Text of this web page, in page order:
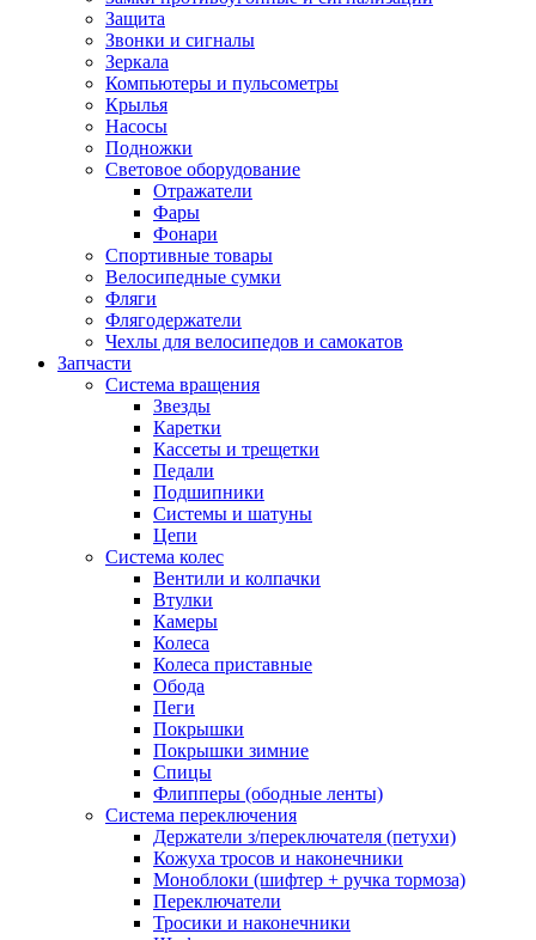
Защита
Звонки и сигналы
Зеркала
Компьютеры и пульсометры
Крылья
Насосы
Подножки
Световое оборудование
Отражатели
Фары
Фонари
Спортивные товары
Велосипедные сумки
Фляги
Флягодержатели
Чехлы для велосипедов и самокатов
Запчасти
Система вращения
Звезды
Каретки
Кассеты и трещетки
Педали
Подшипники
Системы и шатуны
Цепи
Система колес
Вентили и колпачки
Втулки
Камеры
Колеса
Колеса приставные
Обода
Пеги
Покрышки
Покрышки зимние
Спицы
Флипперы (ободные ленты)
Система переключения
Держатели з/переключателя (петухи)
Кожуха тросов и наконечники
Моноблоки (шифтер + ручка тормоза)
Переключатели
Тросики и наконечники